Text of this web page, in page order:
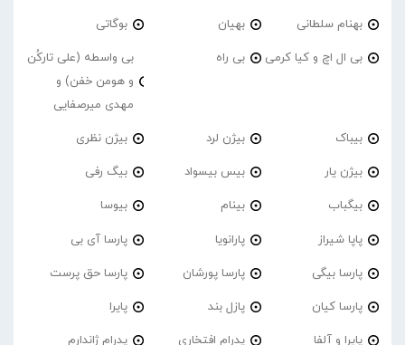
بهنام سلطانی بهیان بوگاتی
بی ال اچ و کیا کرمی بی راه
بی واسطه (علی تارکُن
و هومن خفن) و
مهدی میرصفایی
بیباک بیژن لرد بیژن نظری
بیژن یار بیس بیسواد بیگ رفی
بیگباب بینام بیوسا
پاپا شیراز پارانویا پارسا آی بی
پارسا بیگی پارسا پورشان پارسا حق پرست
پارسا کیان پازل بند پایرا
پایرا و آلفا پدرام افتخاری پدرام ژاندارم